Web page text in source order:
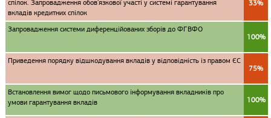
спілок. Запровадження обов'язкової участі у системі гарантування
вкладів кредитних спілок
33%
Запровадження системи диференційованих зборів до ФГВФО
100%
Приведення порядку відшкодування вкладів у відповідність із правом ЄС
75%
Встановлення вимог щодо письмового інформування вкладників про
умови гарантування вкладів
100%